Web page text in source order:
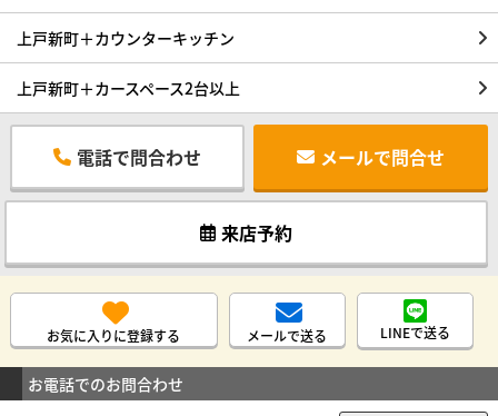
上戸新町＋カウンターキッチン
上戸新町＋カースペース2台以上
電話で問合わせ メールで問合せ
来店予約
お気に入りに登録する メールで送る LINEで送る
お電話でのお問合わせ